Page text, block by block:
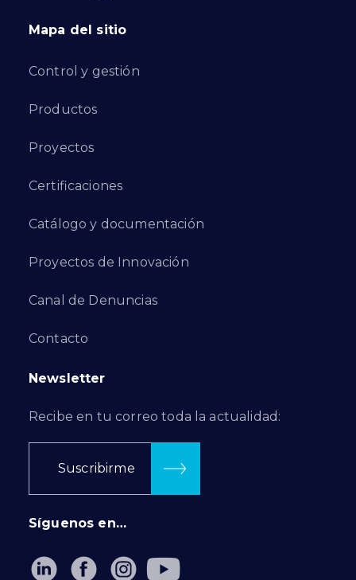
Mapa del sitio
Control y gestión
Productos
Proyectos
Certificaciones
Catálogo y documentación
Proyectos de Innovación
Canal de Denuncias
Contacto
Newsletter
Recibe en tu correo toda la actualidad:
Suscribirme
Síguenos en…